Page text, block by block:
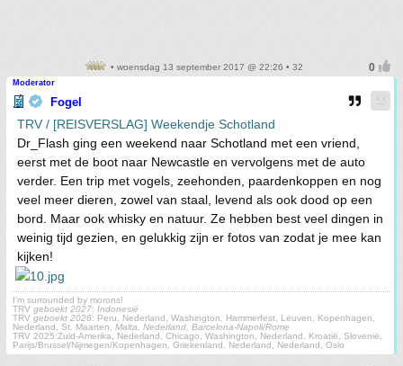
• woensdag 13 september 2017 @ 22:26 • 32
Moderator
Fogel
TRV / [REISVERSLAG] Weekendje Schotland
Dr_Flash ging een weekend naar Schotland met een vriend,
eerst met de boot naar Newcastle en vervolgens met de auto
verder. Een trip met vogels, zeehonden, paardenkoppen en nog
veel meer dieren, zowel van staal, levend als ook dood op een
bord. Maar ook whisky en natuur. Ze hebben best veel dingen in
weinig tijd gezien, en gelukkig zijn er fotos van zodat je mee kan
kijken!
I'm surrounded by morons!
TRV geboekt 2027: Indonesië
TRV geboekt 2026: Peru, Nederland, Washington, Hammerfest, Leuven, Kopenhagen,
Nederland, St. Maarten, Malta, Nederland, Barcelona-Napoli/Rome
TRV 2025:Zuid-Amerika, Nederland, Chicago, Washington, Nederland, Kroatië, Slovenië,
Parijs/Brussel/Nijmegen/Kopenhagen, Griekenland, Nederland, Nederland, Oslo